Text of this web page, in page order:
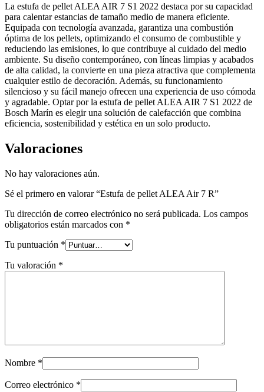
La estufa de pellet ALEA AIR 7 S1 2022 destaca por su capacidad
para calentar estancias de tamaño medio de manera eficiente.
Equipada con tecnología avanzada, garantiza una combustión
óptima de los pellets, optimizando el consumo de combustible y
reduciendo las emisiones, lo que contribuye al cuidado del medio
ambiente. Su diseño contemporáneo, con líneas limpias y acabados
de alta calidad, la convierte en una pieza atractiva que complementa
cualquier estilo de decoración. Además, su funcionamiento
silencioso y su fácil manejo ofrecen una experiencia de uso cómoda
y agradable. Optar por la estufa de pellet ALEA AIR 7 S1 2022 de
Bosch Marín es elegir una solución de calefacción que combina
eficiencia, sostenibilidad y estética en un solo producto.
Valoraciones
No hay valoraciones aún.
Sé el primero en valorar “Estufa de pellet ALEA Air 7 R”
Tu dirección de correo electrónico no será publicada. Los campos
obligatorios están marcados con *
Tu puntuación *
Tu valoración *
Nombre *
Correo electrónico *